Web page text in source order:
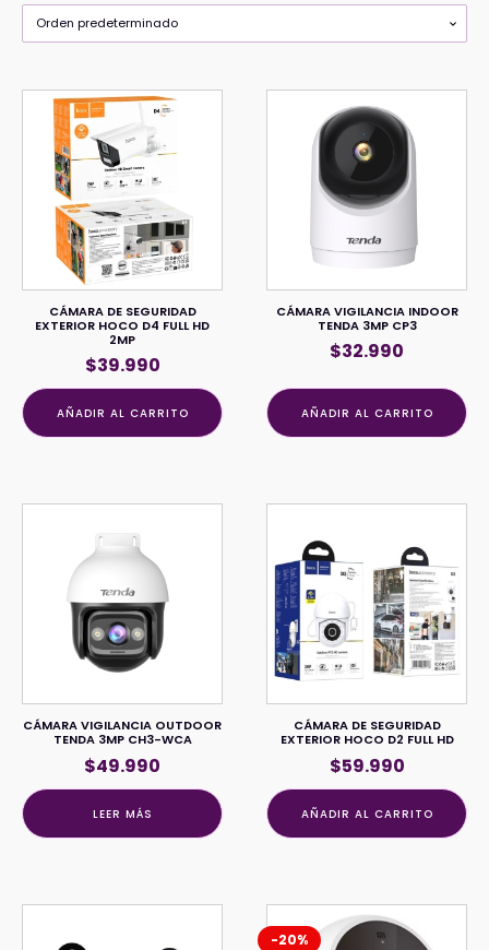
CÁMARA DE SEGURIDAD
EXTERIOR HOCO D4 FULL HD
2MP
$39.990
AÑADIR AL CARRITO
CÁMARA VIGILANCIA INDOOR
TENDA 3MP CP3
$32.990
AÑADIR AL CARRITO
CÁMARA VIGILANCIA OUTDOOR
TENDA 3MP CH3-WCA
$49.990
LEER MÁS
CÁMARA DE SEGURIDAD
EXTERIOR HOCO D2 FULL HD
$59.990
AÑADIR AL CARRITO
-20%